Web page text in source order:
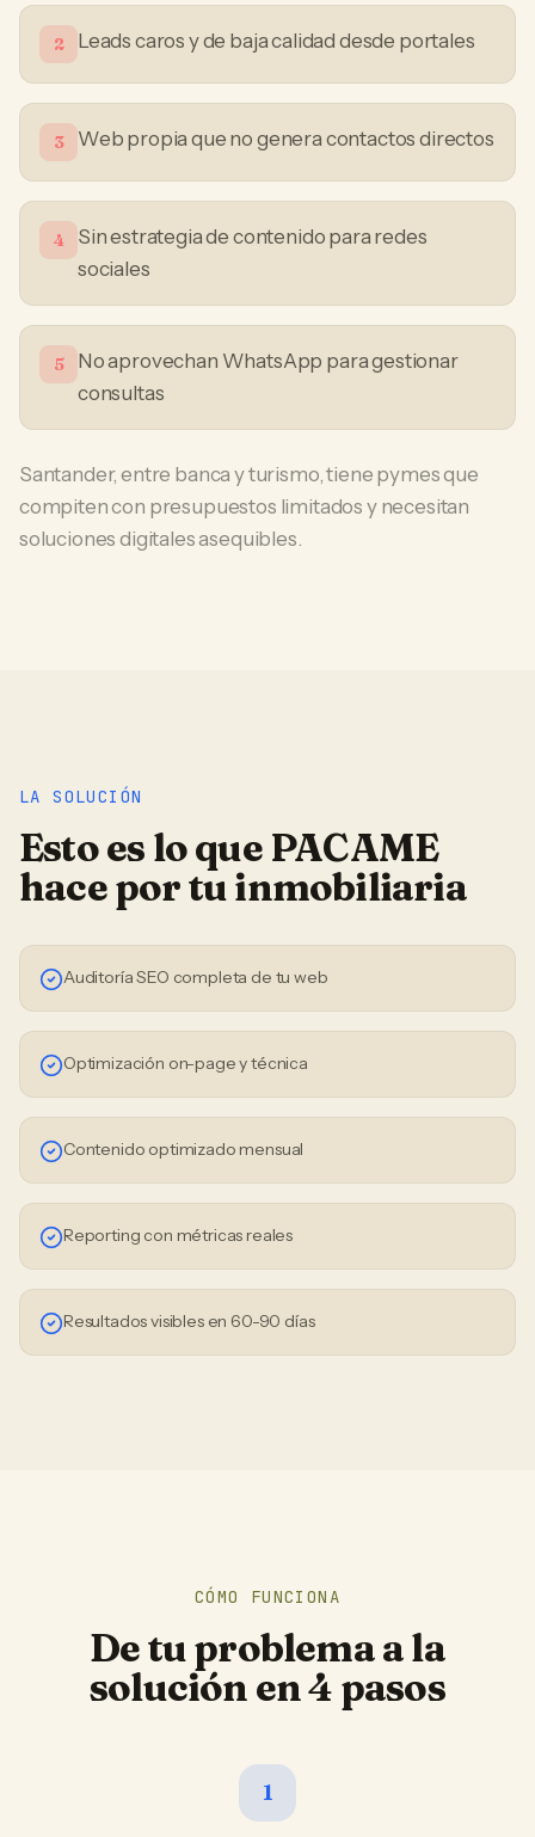
2 Leads caros y de baja calidad desde portales
3 Web propia que no genera contactos directos
4
Sin estrategia de contenido para redes
sociales
5
No aprovechan WhatsApp para gestionar
consultas
Santander, entre banca y turismo, tiene pymes que
compiten con presupuestos limitados y necesitan
soluciones digitales asequibles.
LA SOLUCIÓN
Esto es lo que PACAME
hace por tuinmobiliaria
Auditoría SEO completa de tu web
Optimización on-page y técnica
Contenido optimizado mensual
Reporting con métricas reales
Resultados visibles en 60-90 días
CÓMO FUNCIONA
De tu problema a la
solución en 4 pasos
1